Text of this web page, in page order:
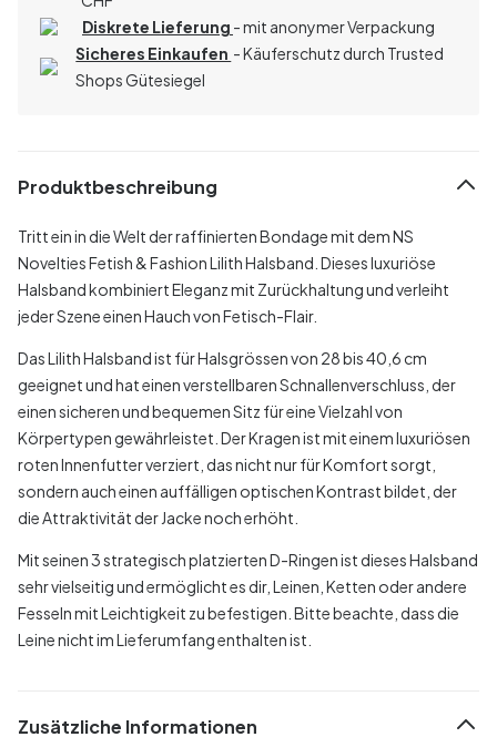
Diskrete Lieferung - mit anonymer Verpackung
Sicheres Einkaufen - Käuferschutz durch Trusted
Shops Gütesiegel
Produktbeschreibung
Tritt ein in die Welt der raffinierten Bondage mit dem NS
Novelties Fetish & Fashion Lilith Halsband. Dieses luxuriöse
Halsband kombiniert Eleganz mit Zurückhaltung und verleiht
jeder Szene einen Hauch von Fetisch-Flair.
Das Lilith Halsband ist für Halsgrössen von 28 bis 40,6 cm
geeignet und hat einen verstellbaren Schnallenverschluss, der
einen sicheren und bequemen Sitz für eine Vielzahl von
Körpertypen gewährleistet. Der Kragen ist mit einem luxuriösen
roten Innenfutter verziert, das nicht nur für Komfort sorgt,
sondern auch einen auffälligen optischen Kontrast bildet, der
die Attraktivität der Jacke noch erhöht.
Mit seinen 3 strategisch platzierten D-Ringen ist dieses Halsband
sehr vielseitig und ermöglicht es dir, Leinen, Ketten oder andere
Fesseln mit Leichtigkeit zu befestigen. Bitte beachte, dass die
Leine nicht im Lieferumfang enthalten ist.
Zusätzliche Informationen